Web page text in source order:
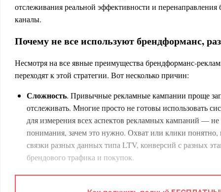
отслеживания реальной эффективности и
каналы.
Почему не все используют брендформанс,
Несмотря на все явные преимущества брендформанс-
переходят к этой стратегии. Вот несколько причин:
Сложность. Привычные рекламные кампании проще
отслеживать. Многие просто не готовы использовать
для измерения всех аспектов рекламных кампаний —
понимания, зачем это нужно. Охват или клики понятно,
связки разных данных типа LTV, конверсий с разных
брендового трафика и покупок.